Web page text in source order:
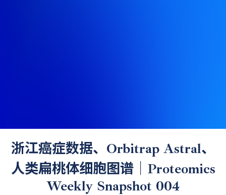
浙江癌症数据、Orbitrap Astral、
人类扁桃体细胞图谱｜Proteomics
Weekly Snapshot 004